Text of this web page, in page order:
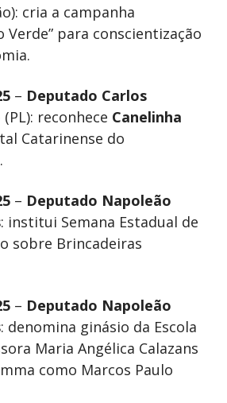
cria a campanha
Verde” para conscientização
– Deputado Carlos
(PL): reconhece Canelinha
Catarinense do
– Deputado Napoleão
: institui Semana Estadual de
sobre Brincadeiras
– Deputado Napoleão
: denomina ginásio da Escola
Maria Angélica Calazans
como Marcos Paulo